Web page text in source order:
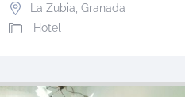
La Zubia Granada
Hotel